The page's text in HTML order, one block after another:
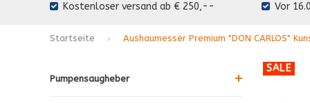
Kostenloser versand ab € 250,-- Vor
Startseite Aushaumesser Premium "DON CARLOS"
Pumpensaugheber
SALE